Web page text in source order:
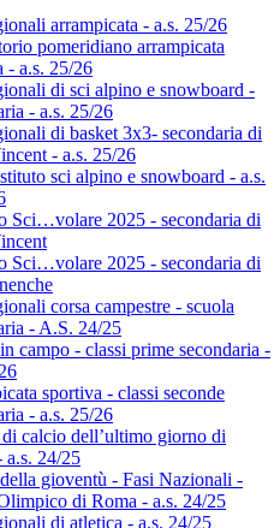
arrampicata - a.s. 25/26
pomeridiano arrampicata
- a.s. 25/26
di sci alpino e snowboard -
- a.s. 25/26
di basket 3x3- secondaria di
- a.s. 25/26
sci alpino e snowboard - a.s.
Sci…volare 2025 - secondaria di
Sci…volare 2025 - secondaria di
corsa campestre - scuola
- A.S. 24/25
campo - classi prime secondaria -
sportiva - classi seconde
- a.s. 25/26
calcio dell’ultimo giorno di
a.s. 24/25
gioventù - Fasi Nazionali -
di Roma - a.s. 24/25
di atletica - a.s. 24/25